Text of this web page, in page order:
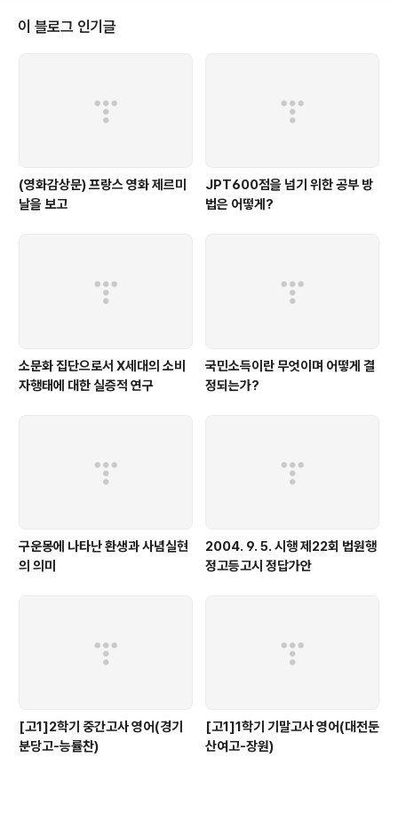
이 블로그 인기글
(영화감상문) 프랑스 영화 제르미
날을 보고
JPT600점을 넘기 위한 공부 방
법은 어떻게?
소문화 집단으로서 X세대의 소비
자행태에 대한 실증적 연구
국민소득이란 무엇이며 어떻게 결
정되는가?
구운몽에 나타난 환생과 사념실현
의 의미
2004. 9. 5. 시행 제22회 법원행
정고등고시 정답가안
[고1]2학기 중간고사 영어(경기
분당고-능률찬)
[고1]1학기 기말고사 영어(대전둔
산여고-장원)